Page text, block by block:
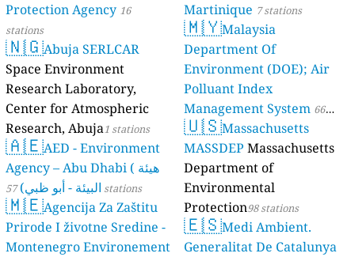
Protection Agency 16
stations
🇳🇬Abuja SERLCAR
Space Environment
Research Laboratory,
Center for Atmospheric
Research, Abuja1 stations
🇦🇪AED - Environment
Agency – Abu Dhabi ( هيئة
البيئة - أبو ظبي) 57 stations
🇲🇪Agencija Za Zaštitu
Prirode I životne Sredine -
Montenegro Environement
Martinique 7 stations
🇲🇾Malaysia
Department Of
Environment (DOE); Air
Polluant Index
Management System 66
stations
🇺🇸Massachusetts
MASSDEP Massachusetts
Department of
Environmental
Protection98 stations
🇪🇸Medi Ambient.
Generalitat De Catalunya